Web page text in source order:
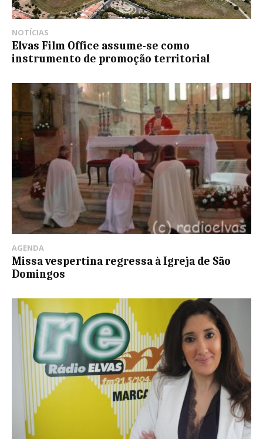
NOTÍCIAS
Elvas Film Office assume-se como
instrumento de promoção territorial
AGENDA
Missa vespertina regressa à Igreja de São
Domingos